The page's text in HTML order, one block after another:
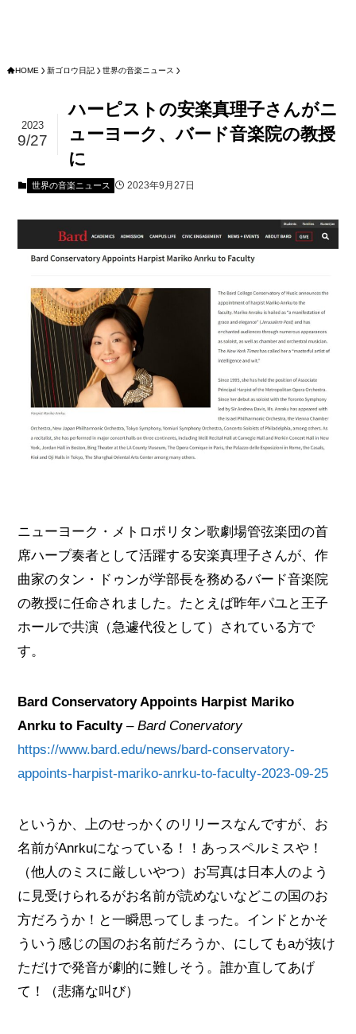
HOME 新ゴロウ日記 世界の音楽ニュース
ハーピストの安楽真理子さんがニ
ューヨーク、バード音楽院の教授
に
2023
9/27
世界の音楽ニュース 2023年9月27日
ニューヨーク・メトロポリタン歌劇場管弦楽団の首
席ハープ奏者として活躍する安楽真理子さんが、作
曲家のタン・ドゥンが学部長を務めるバード音楽院
の教授に任命されました。たとえば昨年パユと王子
ホールで共演（急遽代役として）されている方で
す。
Bard Conservatory Appoints Harpist Mariko
Anrku to Faculty–Bard Conervatory
https://www.bard.edu/news/bard-conservatory-
appoints-harpist-mariko-anrku-to-faculty-2023-09-25
というか、上のせっかくのリリースなんですが、お
名前がAnrkuになっている！！あっスペルミスや！
（他人のミスに厳しいやつ）お写真は日本人のよう
に見受けられるがお名前が読めないなどこの国のお
方だろうか！と一瞬思ってしまった。インドとかそ
ういう感じの国のお名前だろうか、にしてもaが抜け
ただけで発音が劇的に難しそう。誰か直してあげ
て！（悲痛な叫び）